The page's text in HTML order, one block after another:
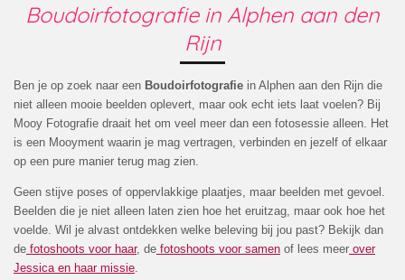
Boudoirfotografie in Alphen aan den
Rijn
Ben je op zoek naar een Boudoirfotografie in Alphen aan den Rijn die
niet alleen mooie beelden oplevert, maar ook echt iets laat voelen? Bij
Mooy Fotografie draait het om veel meer dan een fotosessie alleen. Het
is een Mooyment waarin je mag vertragen, verbinden en jezelf of elkaar
op een pure manier terug mag zien.
Geen stijve poses of oppervlakkige plaatjes, maar beelden met gevoel.
Beelden die je niet alleen laten zien hoe het eruitzag, maar ook hoe het
voelde. Wil je alvast ontdekken welke beleving bij jou past? Bekijk dan
de fotoshoots voor haar, de fotoshoots voor samen of lees meer over
Jessica en haar missie.